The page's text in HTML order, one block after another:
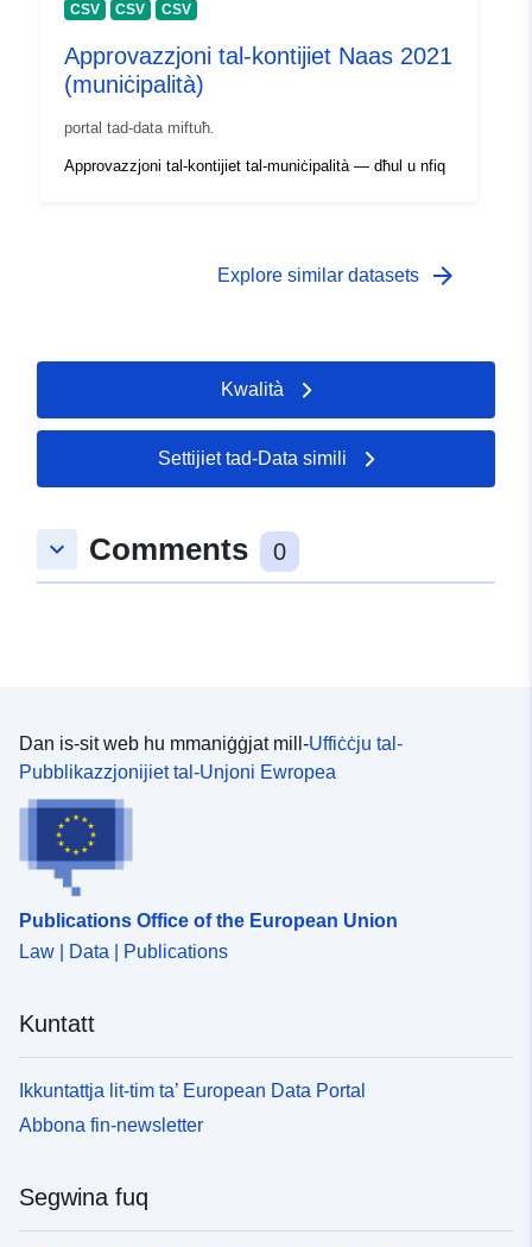
CSV CSV CSV
Approvazzjoni tal-kontijiet Naas 2021
(muniċipalità)
portal tad-data miftuħ.
Approvazzjoni tal-kontijiet tal-muniċipalità — dħul u nfiq
Explore similar datasets arrow_forward
Kwalità
Settijiet tad-Data simili
keyboard_arrow_down Comments 0
Dan is-sit web hu mmaniġġjat mill-Uffiċċju tal-
Pubblikazzjonijiet tal-Unjoni Ewropea
Publications Office of the European Union
Law | Data | Publications
Kuntatt
Ikkuntattja lit-tim ta’ European Data Portal
Abbona fin-newsletter
Segwina fuq